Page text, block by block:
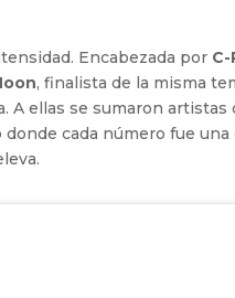
Encabezada por C-
, finalista de la misma
A ellas se sumaron
cada número fue una